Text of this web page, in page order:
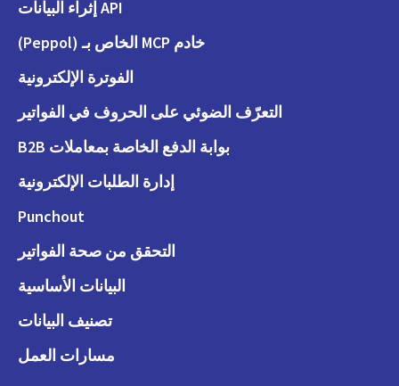
API إثراء البيانات
خادم MCP الخاص بـ (Peppol)
الفوترة الإلكترونية
التعرّف الضوئي على الحروف في الفواتير
بوابة الدفع الخاصة بمعاملات B2B
إدارة الطلبات الإلكترونية
Punchout
التحقق من صحة الفواتير
البيانات الأساسية
تصنيف البيانات
مسارات العمل